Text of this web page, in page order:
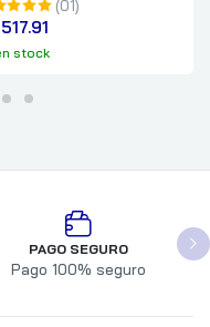
(01)
517.91
stock
PAGO SEGURO
Pago 100% seguro